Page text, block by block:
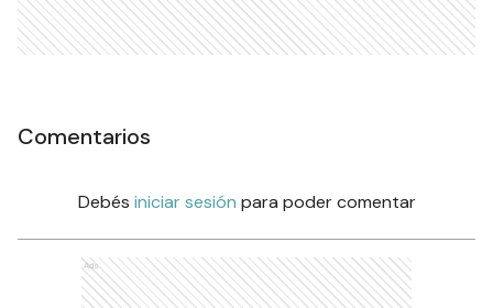
Comentarios
Debés iniciar sesión para poder comentar
Ads